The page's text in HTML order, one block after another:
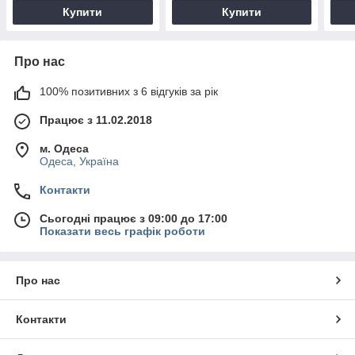
Купити Купити
Про нас
100% позитивних з 6 відгуків за рік
Працює з 11.02.2018
м. Одеса
Одеса, Україна
Контакти
Сьогодні працює з 09:00 до 17:00
Показати весь графік роботи
Про нас
Контакти